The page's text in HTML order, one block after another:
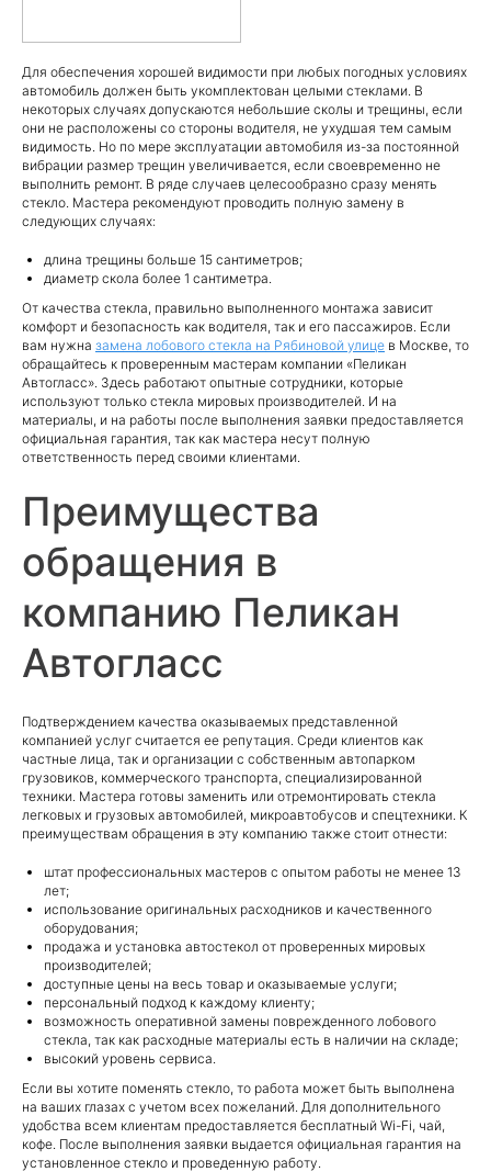
Для обеспечения хорошей видимости при любых погодных условиях
автомобиль должен быть укомплектован целыми стеклами. В
некоторых случаях допускаются небольшие сколы и трещины, если
они не расположены со стороны водителя, не ухудшая тем самым
видимость. Но по мере эксплуатации автомобиля из-за постоянной
вибрации размер трещин увеличивается, если своевременно не
выполнить ремонт. В ряде случаев целесообразно сразу менять
стекло. Мастера рекомендуют проводить полную замену в
следующих случаях:
длина трещины больше 15 сантиметров;
диаметр скола более 1 сантиметра.
От качества стекла, правильно выполненного монтажа зависит
комфорт и безопасность как водителя, так и его пассажиров. Если
вам нужна замена лобового стекла на Рябиновой улице в Москве, то
обращайтесь к проверенным мастерам компании «Пеликан
Автогласс». Здесь работают опытные сотрудники, которые
используют только стекла мировых производителей. И на
материалы, и на работы после выполнения заявки предоставляется
официальная гарантия, так как мастера несут полную
ответственность перед своими клиентами.
Преимущества
обращения в
компанию Пеликан
Автогласс
Подтверждением качества оказываемых представленной
компанией услуг считается ее репутация. Среди клиентов как
частные лица, так и организации с собственным автопарком
грузовиков, коммерческого транспорта, специализированной
техники. Мастера готовы заменить или отремонтировать стекла
легковых и грузовых автомобилей, микроавтобусов и спецтехники. К
преимуществам обращения в эту компанию также стоит отнести:
штат профессиональных мастеров с опытом работы не менее 13
лет;
использование оригинальных расходников и качественного
оборудования;
продажа и установка автостекол от проверенных мировых
производителей;
доступные цены на весь товар и оказываемые услуги;
персональный подход к каждому клиенту;
возможность оперативной замены поврежденного лобового
стекла, так как расходные материалы есть в наличии на складе;
высокий уровень сервиса.
Если вы хотите поменять стекло, то работа может быть выполнена
на ваших глазах с учетом всех пожеланий. Для дополнительного
удобства всем клиентам предоставляется бесплатный Wi-Fi, чай,
кофе. После выполнения заявки выдается официальная гарантия на
установленное стекло и проведенную работу.